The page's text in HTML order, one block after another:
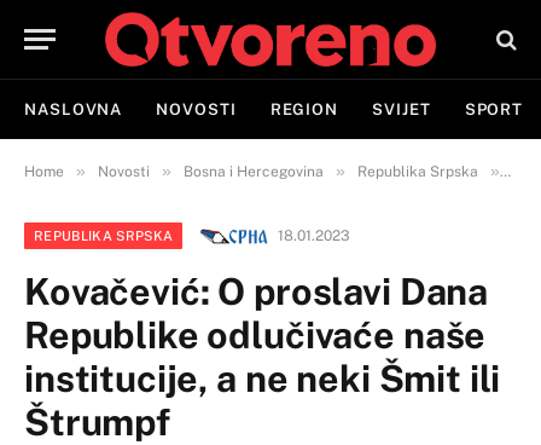
NASLOVNA NOVOSTI REGION SVIJET SPORT
Home » Novosti » Bosna i Hercegovina » Republika Srpska »
REPUBLIKA SRPSKA 18.01.2023
Kovačević: O proslavi Dana
Republike odlučivaće naše
institucije, a ne neki Šmit ili
Štrumpf